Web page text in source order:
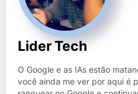
Lider Tech
O Google e as IAs estão
você ainda me ver por aqui é